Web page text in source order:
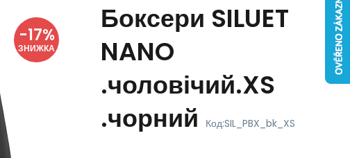
-17%
ЗНИЖКА
Боксери SILUET
NANO
.чоловічий.XS
.чорний
Код:SIL_PBX_bk_XS